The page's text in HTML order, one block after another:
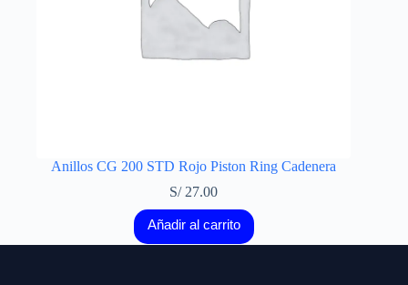
Anillos CG 200 STD Rojo Piston Ring Cadenera
S/27.00
Añadir al carrito